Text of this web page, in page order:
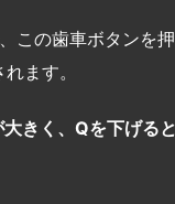
この歯車ボタンを
ます。
きく、Qを下げる